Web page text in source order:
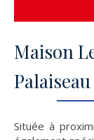
Maison
Palaiseau
Située à